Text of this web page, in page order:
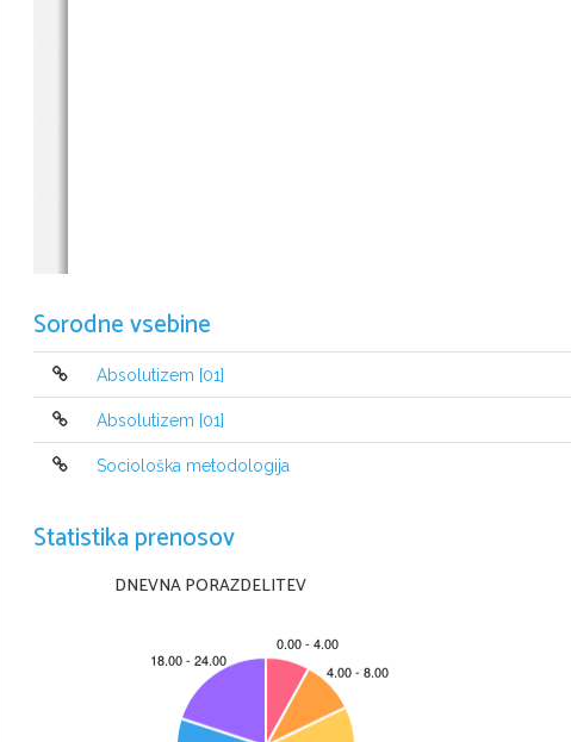
Sorodne vsebine
Absolutizem [01]
Absolutizem [01]
Sociološka metodologija
Statistika prenosov
DNEVNA PORAZDELITEV